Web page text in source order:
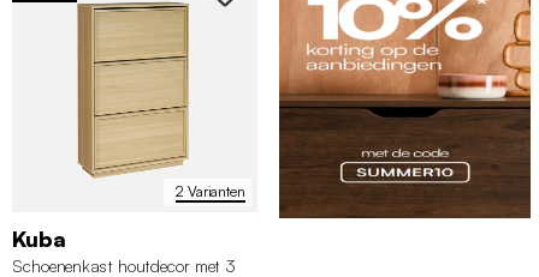
2 Varianten
Kuba
Schoenenkast houtdecor met 3